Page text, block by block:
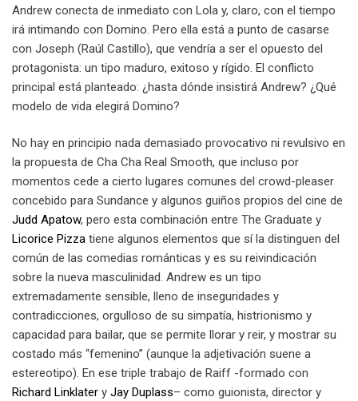
Andrew conecta de inmediato con Lola y, claro, con el tiempo
irá intimando con Domino. Pero ella está a punto de casarse
con Joseph (Raúl Castillo), que vendría a ser el opuesto del
protagonista: un tipo maduro, exitoso y rígido. El conflicto
principal está planteado: ¿hasta dónde insistirá Andrew? ¿Qué
modelo de vida elegirá Domino?
No hay en principio nada demasiado provocativo ni revulsivo en
la propuesta de Cha Cha Real Smooth, que incluso por
momentos cede a cierto lugares comunes del crowd-pleaser
concebido para Sundance y algunos guiños propios del cine de
Judd Apatow, pero esta combinación entre The Graduate y
Licorice Pizza tiene algunos elementos que sí la distinguen del
común de las comedias románticas y es su reivindicación
sobre la nueva masculinidad. Andrew es un tipo
extremadamente sensible, lleno de inseguridades y
contradicciones, orgulloso de su simpatía, histrionismo y
capacidad para bailar, que se permite llorar y reir, y mostrar su
costado más “femenino” (aunque la adjetivación suene a
estereotipo). En ese triple trabajo de Raiff -formado con
Richard Linklater y Jay Duplass– como guionista, director y